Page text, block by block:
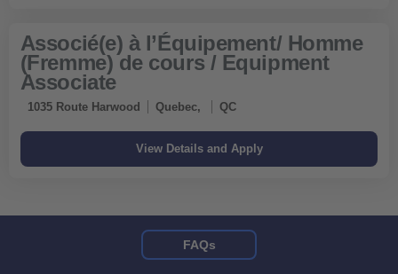
Associé(e) à l’Équipement/ Homme
(Fremme) de cours / Equipment
Associate
1035 Route Harwood Quebec, QC
FAQs